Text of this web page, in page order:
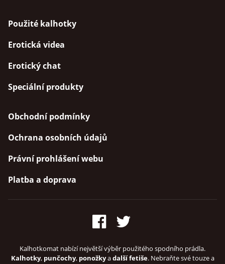
Použité kalhotky
Erotická videa
Erotický chat
Speciální produkty
Obchodní podmínky
Ochrana osobních údajů
Právní prohlášení webu
Platba a doprava
Kalhotkomat nabízí největší výběr použitého spodního prádla.
Kalhotky, punčochy, ponožkyadalší fetiše. Nebraňte své touze a